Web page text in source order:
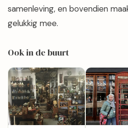
samenleving, en bovendien
gelukkig mee.
Ook in de buurt